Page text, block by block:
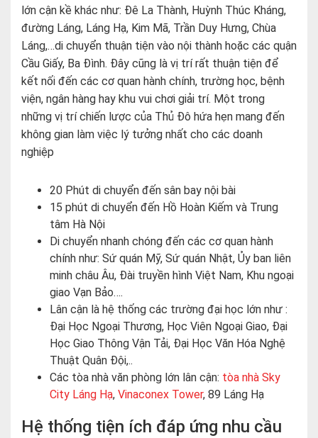
lớn cận kề khác như: Đê La Thành, Huỳnh Thúc Kháng,
đường Láng, Láng Hạ, Kim Mã, Trần Duy Hưng, Chùa
Láng,…di chuyển thuận tiện vào nội thành hoặc các quận
Cầu Giấy, Ba Đình. Đây cũng là vị trí rất thuận tiện để
kết nối đến các cơ quan hành chính, trường học, bệnh
viện, ngân hàng hay khu vui chơi giải trí. Một trong
những vị trí chiến lược của Thủ Đô hứa hẹn mang đến
không gian làm việc lý tưởng nhất cho các doanh
nghiệp
20 Phút di chuyển đến sân bay nội bài
15 phút di chuyển đến Hồ Hoàn Kiếm và Trung
tâm Hà Nội
Di chuyển nhanh chóng đến các cơ quan hành
chính như: Sứ quán Mỹ, Sứ quán Nhật, Ủy ban liên
minh châu Âu, Đài truyền hình Việt Nam, Khu ngoại
giao Vạn Bảo….
Lân cận là hệ thống các trường đại học lớn như :
Đại Học Ngoại Thương, Học Viên Ngoại Giao, Đại
Học Giao Thông Vận Tải, Đại Học Văn Hóa Nghệ
Thuật Quân Đội,..
Các tòa nhà văn phòng lớn lân cận: tòa nhà Sky
City Láng Hạ, Vinaconex Tower, 89 Láng Hạ
Hệ thống tiện ích đáp ứng nhu cầu